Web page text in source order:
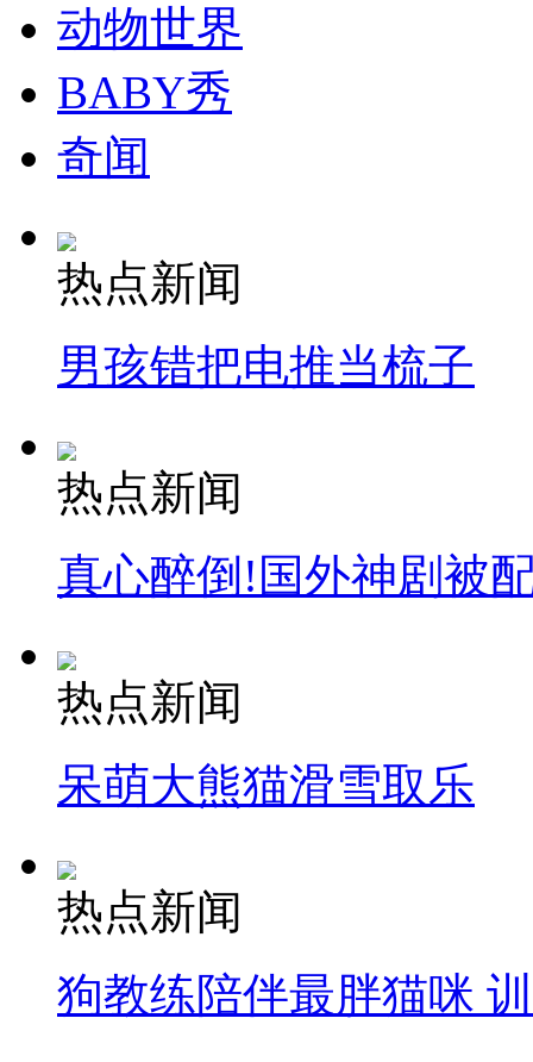
动物世界
BABY秀
奇闻
热点新闻
男孩错把电推当梳子
热点新闻
真心醉倒!国外神剧被
热点新闻
呆萌大熊猫滑雪取乐
热点新闻
狗教练陪伴最胖猫咪